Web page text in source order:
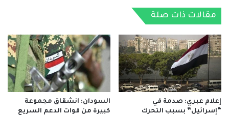
مقالات ذات صلة
إعلام عبري: صدمة في
“إسرائيل” بسبب التحرك
السودان: انشقاق مجموعة
كبيرة من قوات الدعم السريع